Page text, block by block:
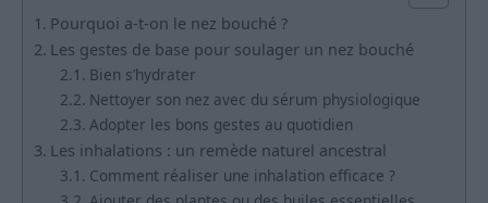
Pourquoi a-t-on le nez bouché ?
Les gestes de base pour soulager un nez bouché
Bien s’hydrater
Nettoyer son nez avec du sérum physiologique
Adopter les bons gestes au quotidien
Les inhalations : un remède naturel ancestral
Comment réaliser une inhalation efficace ?